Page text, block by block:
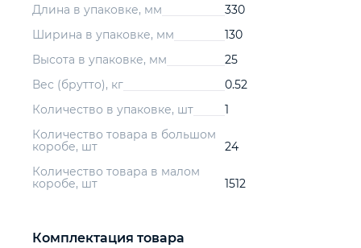
Длина в упаковке, мм
330
Ширина в упаковке, мм
130
Высота в упаковке, мм
25
Вес (брутто), кг
0.52
Количество в упаковке, шт
1
Количество товара в большом
коробе, шт
24
Количество товара в малом
коробе, шт
1512
Комплектация товара